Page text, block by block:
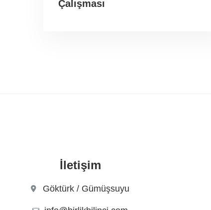
Çalışması
İletişim
Göktürk / Gümüşsuyu